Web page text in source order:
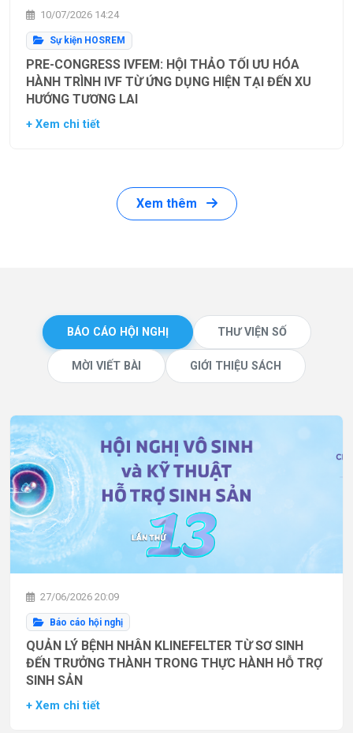
10/07/2026 14:24
Sự kiện HOSREM
PRE-CONGRESS IVFEM: HỘI THẢO TỐI ƯU HÓA
HÀNH TRÌNH IVF TỪ ỨNG DỤNG HIỆN TẠI ĐẾN XU
HƯỚNG TƯƠNG LAI
+ Xem chi tiết
Xem thêm
BÁO CÁO HỘI NGHỊ THƯ VIỆN SỐ
MỜI VIẾT BÀI GIỚI THIỆU SÁCH
27/06/2026 20:09
Báo cáo hội nghị
QUẢN LÝ BỆNH NHÂN KLINEFELTER TỪ SƠ SINH
ĐẾN TRƯỞNG THÀNH TRONG THỰC HÀNH HỖ TRỢ
SINH SẢN
+ Xem chi tiết